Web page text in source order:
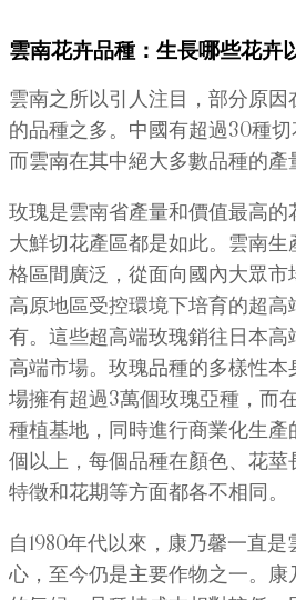
雲南花卉品種：生長哪些花卉
雲南之所以引人注目，部分原因
的品種之多。中國有超過30種切
而雲南在其中絕大多數品種的產
玫瑰是雲南省產量和價值最高的
大鮮切花產區都是如此。雲南生
格區間廣泛，從面向國內大眾市
高原地區受控環境下培育的超高
有。這些超高端玫瑰銷往日本高
高端市場。玫瑰品種的多樣性本
場擁有超過3萬個玫瑰亞種，而
種植基地，同時進行商業化生
個以上，每個品種在顏色、花莖
特徵和花期等方面都各不相同。
自1980年代以來，康乃馨一直
心，至今仍是主要作物之一。康